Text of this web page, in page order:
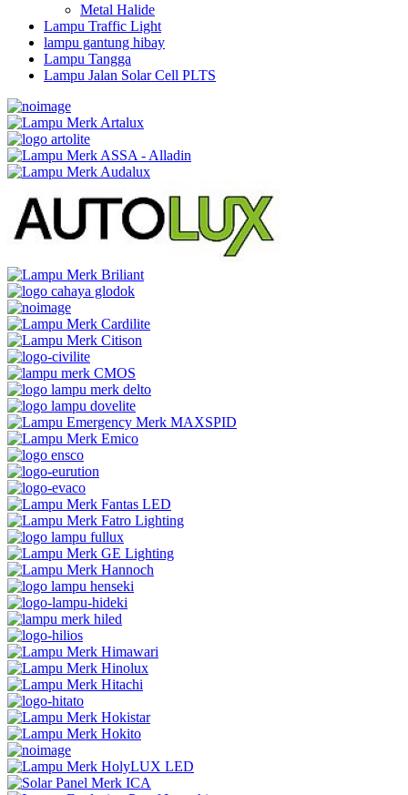
Metal Halide
Lampu Traffic Light
lampu gantung hibay
Lampu Tangga
Lampu Jalan Solar Cell PLTS